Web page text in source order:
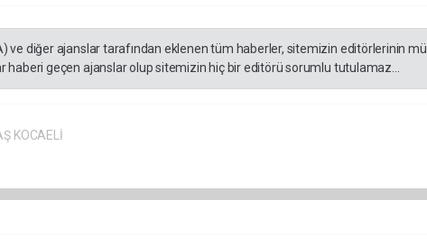
ve diğer ajanslar tarafından eklenen tüm haberler, sitemizin editörlerinin
haberi geçen ajanslar olup sitemizin hiç bir editörü sorumlu tutulamaz...
KOCAELİ